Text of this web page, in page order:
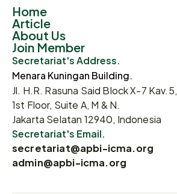
Home
Article
About Us
Join Member
Secretariat's Address.
Menara Kuningan Building.
Jl. H.R. Rasuna Said Block X-7 Kav.5,
1st Floor, Suite A, M & N.
Jakarta Selatan 12940, Indonesia
Secretariat's Email.
secretariat@apbi-icma.org
admin@apbi-icma.org